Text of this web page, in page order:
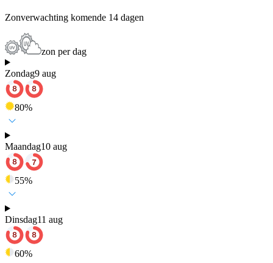
Zonverwachting komende 14 dagen
zon per dag
Zondag9 aug
80%
Maandag10 aug
55%
Dinsdag11 aug
60%